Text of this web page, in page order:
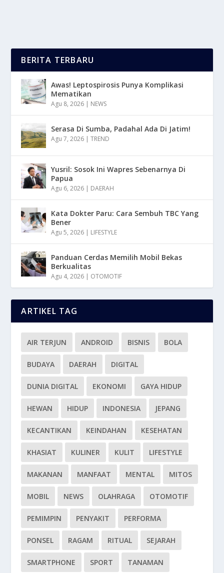
BERITA TERBARU
Awas! Leptospirosis Punya Komplikasi
Mematikan
Agu 8, 2026 | NEWS
Serasa Di Sumba, Padahal Ada Di Jatim!
Agu 7, 2026 |TREND
Yusril: Sosok Ini Wapres Sebenarnya Di
Papua
Agu 6, 2026 | DAERAH
Kata Dokter Paru: Cara Sembuh TBC Yang
Bener
Agu 5, 2026 | LIFESTYLE
Panduan Cerdas Memilih Mobil Bekas
Berkualitas
Agu 4, 2026 | OTOMOTIF
ARTIKEL TAG
AIR TERJUN ANDROID BISNIS BOLA
BUDAYA DAERAH DIGITAL
DUNIA DIGITAL EKONOMI GAYA HIDUP
HEWAN HIDUP INDONESIA JEPANG
KECANTIKAN KEINDAHAN KESEHATAN
KHASIAT KULINER KULIT LIFESTYLE
MAKANAN MANFAAT MENTAL MITOS
MOBIL NEWS OLAHRAGA OTOMOTIF
PEMIMPIN PENYAKIT PERFORMA
PONSEL RAGAM RITUAL SEJARAH
SMARTPHONE SPORT TANAMAN